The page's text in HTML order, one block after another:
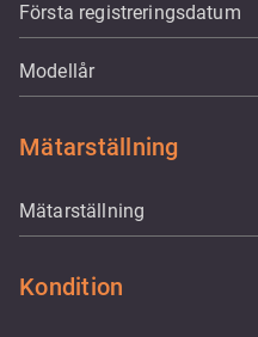
Första registreringsdatum
Modellår
Mätarställning
Mätarställning
Kondition